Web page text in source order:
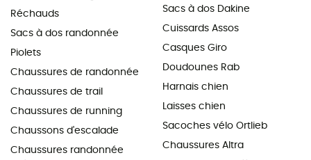
Réchauds
Sacs à dos randonnée
Piolets
Chaussures de randonnée
Chaussures de trail
Chaussures de running
Chaussons d'escalade
Chaussures randonnée
Sacs à dos Dakine
Cuissards Assos
Casques Giro
Doudounes Rab
Harnais chien
Laisses chien
Sacoches vélo Ortlieb
Chaussures Altra